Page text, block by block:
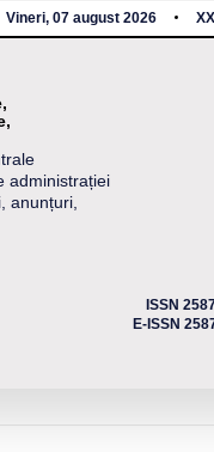
Vineri, 07 august 2026
administrației
anunțuri,
ISSN
E-ISSN